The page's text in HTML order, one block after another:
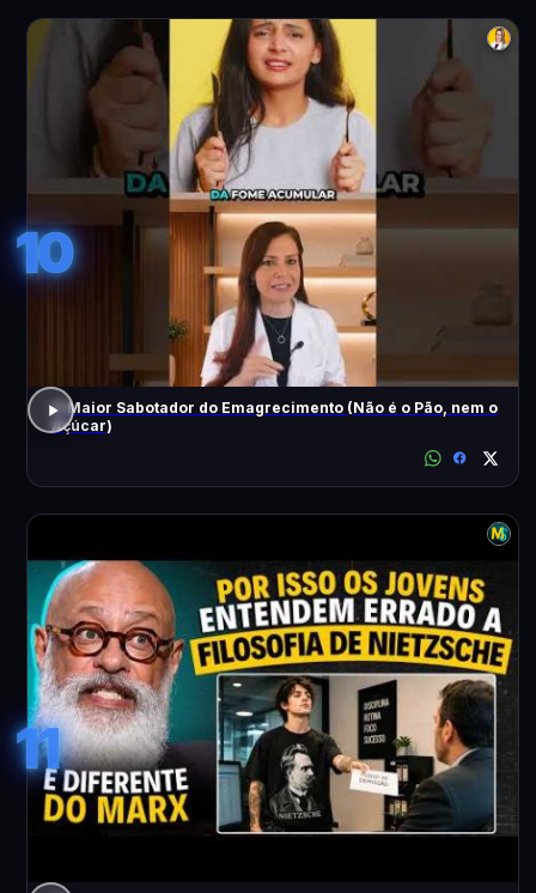
10
O Maior Sabotador do Emagrecimento (Não é o Pão, nem o
Açúcar)
11